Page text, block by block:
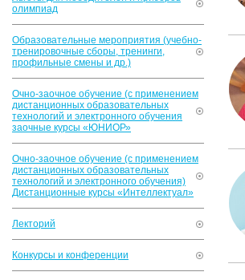
олимпиад
Образовательные мероприятия (учебно-
тренировочные сборы, тренинги,
профильные смены и др.)
Очно-заочное обучение (с применением
дистанционных образовательных
технологий и электронного обучения
заочные курсы «ЮНИОР»
Очно-заочное обучение (с применением
дистанционных образовательных
технологий и электронного обучения)
Дистанционные курсы «Интеллектуал»
Лекторий
Конкурсы и конференции